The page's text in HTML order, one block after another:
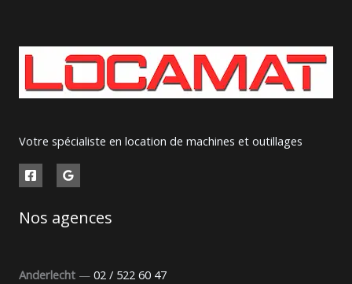
Votre spécialiste en location de machines et outillages
Nos agences
Anderlecht — 02 / 522 60 47